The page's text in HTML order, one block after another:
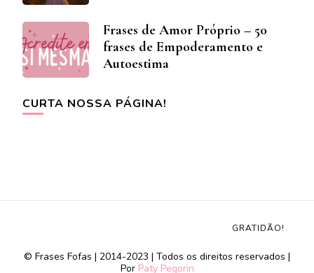
Frases de Amor Próprio – 50
frases de Empoderamento e
Autoestima
CURTA NOSSA PÁGINA!
© Frases Fofas | 2014-2023 | Todos os direitos reservados |
Por Paty Pegorin
GRATIDÃO!